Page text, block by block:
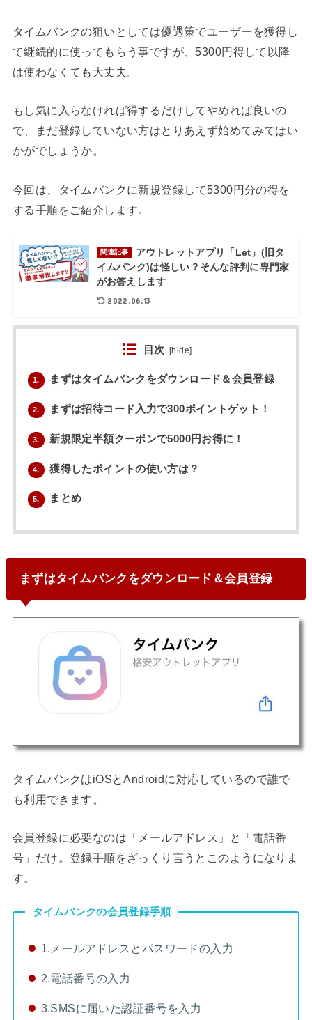
タイムバンクの狙いとしては優遇策でユーザーを獲得し
て継続的に使ってもらう事ですが、5300円得して以降
は使わなくても大丈夫。
もし気に入らなければ得するだけしてやめれば良いの
で、まだ登録していない方はとりあえず始めてみてはい
かがでしょうか。
今回は、
タイムバンクに新規登録して5300円分の得を
する手順をご紹介します。
関連記事
アウトレットアプリ「Let」(旧タ
イムバンク)は怪しい？そんな評判に専門家
がお答えします
2022.06.13
目次 [hide]
1. まずはタイムバンクをダウンロード＆会員登録
2. まずは招待コード入力で300ポイントゲット！
3. 新規限定半額クーポンで5000円お得に！
4. 獲得したポイントの使い方は？
5. まとめ
まずはタイムバンクをダウンロード＆会員登録
タイムバンクはiOSとAndroidに対応しているので誰で
も利用できます。
会員登録に必要なのは「メールアドレス」と「電話番
号」だけ。登録手順をざっくり言うとこのようになりま
す。
タイムバンクの会員登録手順
1.メールアドレスとパスワードの入力
2.電話番号の入力
3.SMSに届いた認証番号を入力